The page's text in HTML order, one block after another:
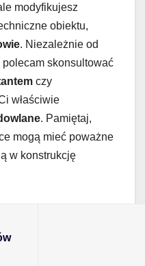
modyfikujesz
obiektu,
. Niezależnie od
skonsultować
czy
właściwie
. Pamiętaj,
mogą mieć poważne
w konstrukcję